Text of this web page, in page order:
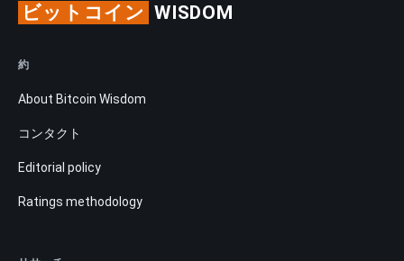
ビットコイン WISDOM
約
About Bitcoin Wisdom
コンタクト
Editorial policy
Ratings methodology